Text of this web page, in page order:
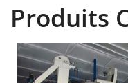
Produits